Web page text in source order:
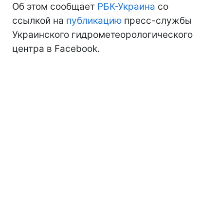
Об этом сообщает РБК-Украина со
ссылкой на публикацию пресс-службы
Украинского гидрометеорологического
центра в Facebook.